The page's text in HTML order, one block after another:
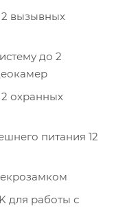
вызывных
до 2
охранных
питания 12
для работы с